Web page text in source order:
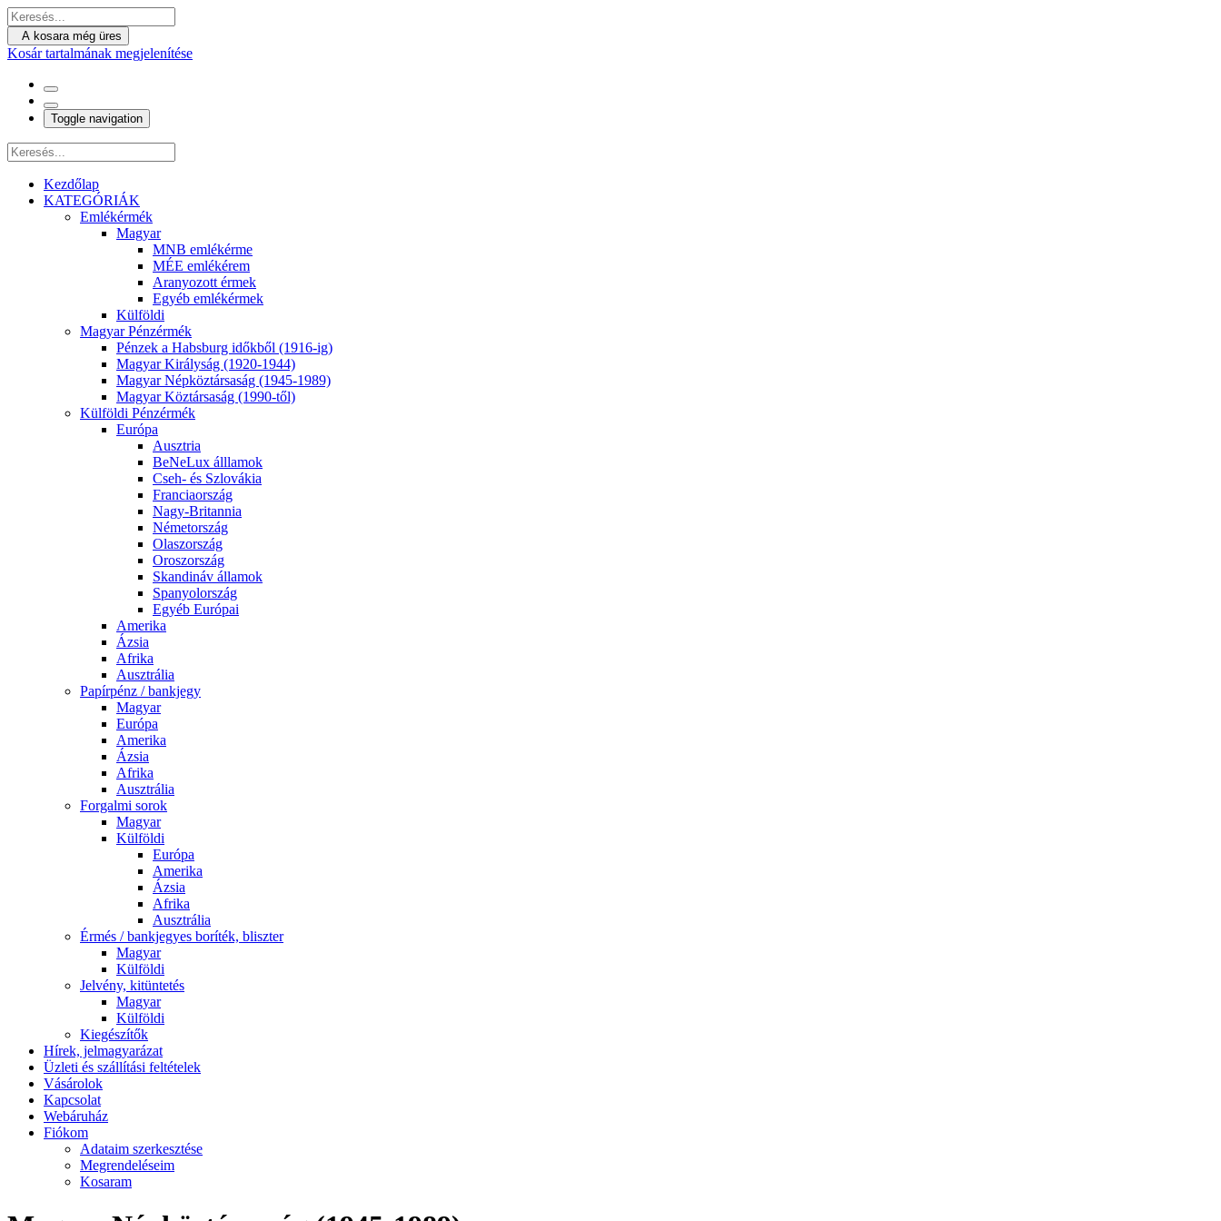
A kosara még üres
Kosár tartalmának megjelenítése
Toggle navigation
Kezdőlap
KATEGÓRIÁK
Emlékérmék
Magyar
MNB emlékérme
MÉE emlékérem
Aranyozott érmek
Egyéb emlékérmek
Külföldi
Magyar Pénzérmék
Pénzek a Habsburg időkből (1916-ig)
Magyar Királyság (1920-1944)
Magyar Népköztársaság (1945-1989)
Magyar Köztársaság (1990-től)
Külföldi Pénzérmék
Európa
Ausztria
BeNeLux álllamok
Cseh- és Szlovákia
Franciaország
Nagy-Britannia
Németország
Olaszország
Oroszország
Skandináv államok
Spanyolország
Egyéb Európai
Amerika
Ázsia
Afrika
Ausztrália
Papírpénz / bankjegy
Magyar
Európa
Amerika
Ázsia
Afrika
Ausztrália
Forgalmi sorok
Magyar
Külföldi
Európa
Amerika
Ázsia
Afrika
Ausztrália
Érmés / bankjegyes boríték, bliszter
Magyar
Külföldi
Jelvény, kitüntetés
Magyar
Külföldi
Kiegészítők
Hírek, jelmagyarázat
Üzleti és szállítási feltételek
Vásárolok
Kapcsolat
Webáruház
Fiókom
Adataim szerkesztése
Megrendeléseim
Kosaram